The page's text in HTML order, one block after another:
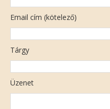
Email cím (kötelező)
Tárgy
Üzenet